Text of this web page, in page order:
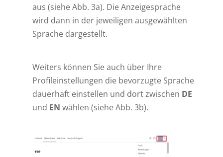
aus (siehe Abb. 3a). Die Anzeigesprache
wird dann in der jeweiligen ausgewählten
Sprache dargestellt.
Weiters können Sie auch über Ihre
Profileinstellungen die bevorzugte Sprache
dauerhaft einstellen und dort zwischen DE
und EN wählen (siehe Abb. 3b).